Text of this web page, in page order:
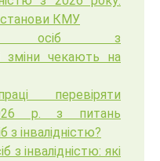
КМУ
осіб з
зміни чекають на
перевіряти
р. з питань
з інвалідністю?
з інвалідністю: які